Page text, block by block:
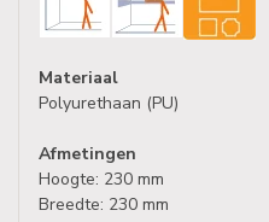
Materiaal
Polyurethaan (PU)
Afmetingen
Hoogte: 230 mm
Breedte: 230 mm